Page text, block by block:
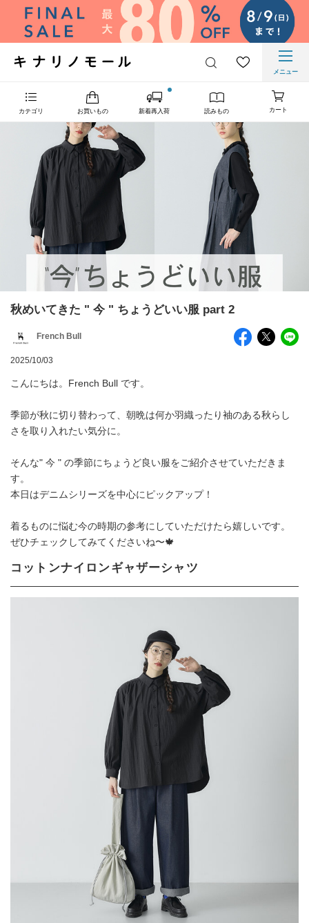
メニュー
カテゴリ お買いもの 新着再入荷 読みもの カート
秋めいてきた " 今 " ちょうどいい服 part 2
French Bull
2025/10/03
こんにちは。French Bull です。
季節が秋に切り替わって、朝晩は何か羽織ったり袖のある秋らし
さを取り入れたい気分に。
そんな" 今 " の季節にちょうど良い服をご紹介させていただきま
す。
本日はデニムシリーズを中心にピックアップ！
着るものに悩む今の時期の参考にしていただけたら嬉しいです。
ぜひチェックしてみてくださいね〜🍁
コットンナイロンギャザーシャツ